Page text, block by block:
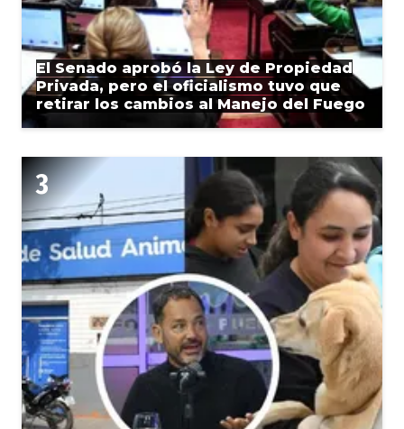
El Senado aprobó la Ley de Propiedad
Privada, pero el oficialismo tuvo que
retirar los cambios al Manejo del Fuego